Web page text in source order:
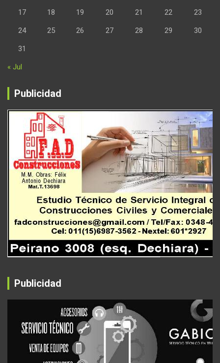
17 18 19 20 21 22 23
24 25 26 27 28 29 30
31
« Jul
Publicidad
Publicidad